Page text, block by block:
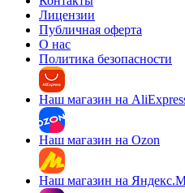
Лицензии
Публичная оферта
О нас
Политика безопасности
Наш магазин на
Наш магазин на Ozon
Наш магазин на